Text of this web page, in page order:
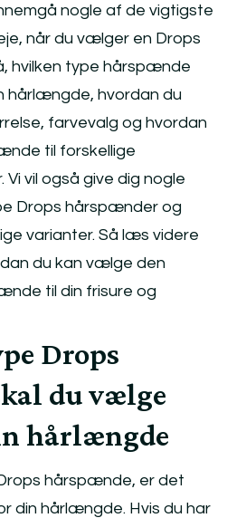
nogle af de vigtigste
når du vælger en Drops
hvilken type hårspænde
hårlængde, hvordan du
farvevalg og hvordan
til forskellige
vil også give dig nogle
Drops hårspænder og
varianter. Så læs videre
du kan vælge den
til din frisure og
Drops
du vælge
hårlængde
hårspænde, er det
din hårlængde. Hvis du har